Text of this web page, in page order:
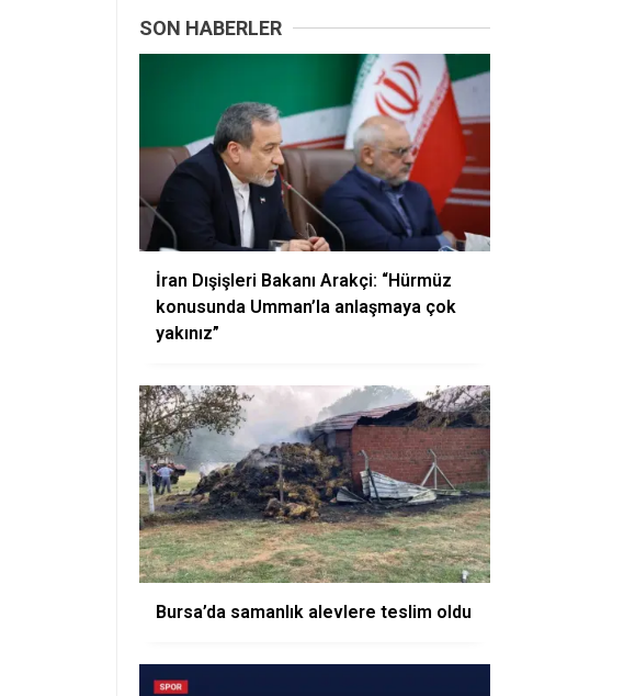
SON HABERLER
İran Dışişleri Bakanı Arakçi: “Hürmüz
konusunda Umman’la anlaşmaya çok
yakınız”
Bursa’da samanlık alevlere teslim oldu